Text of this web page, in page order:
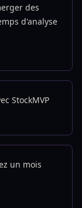
des
d'analyse
StockMVP
un mois